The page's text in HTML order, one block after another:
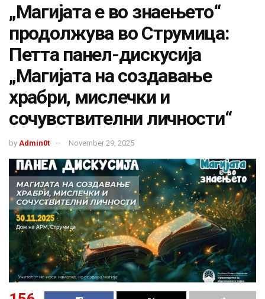
„Магијата е во знаењето“
продолжува во Струмица:
Петта панел-дискусија
„Магијата на создавање
храбри, мислечки и
сочувствителни личности“
by Admin0t November 29, 2025